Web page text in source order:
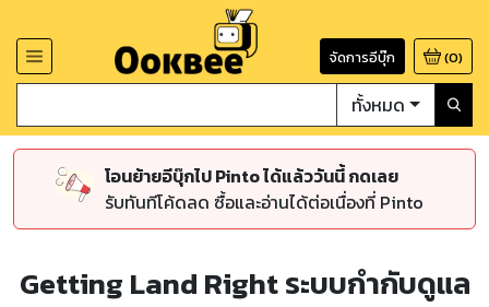
จัดการอีบุ๊ก (0)
ทั้งหมด
โอนย้ายอีบุ๊กไป Pinto ได้แล้ววันนี้ กดเลย
รับทันทีโค้ดลด ซื้อและอ่านได้ต่อเนื่องที่ Pinto
Getting Land Right ระบบกำกับดูแล